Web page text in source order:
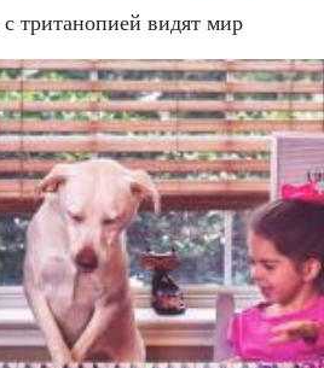
тританопией видят мир